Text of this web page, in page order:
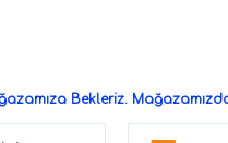
Bekleriz.